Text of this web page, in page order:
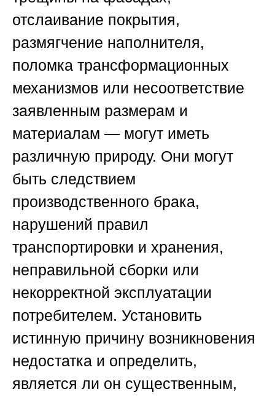
отслаивание покрытия,
размягчение наполнителя,
поломка трансформационных
механизмов или несоответствие
заявленным размерам и
материалам — могут иметь
различную природу. Они могут
быть следствием
производственного брака,
нарушений правил
транспортировки и хранения,
неправильной сборки или
некорректной эксплуатации
потребителем. Установить
истинную причину возникновения
недостатка и определить,
является ли он существенным,